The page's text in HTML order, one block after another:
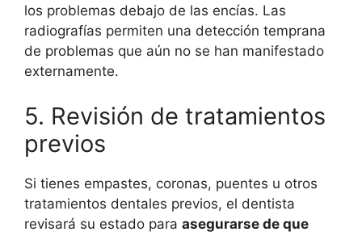
los problemas debajo de las encías. Las
radiografías permiten una detección temprana
de problemas que aún no se han manifestado
externamente.
5. Revisión de tratamientos
previos
Si tienes empastes, coronas, puentes u otros
tratamientos dentales previos, el dentista
revisará su estado para asegurarse de que